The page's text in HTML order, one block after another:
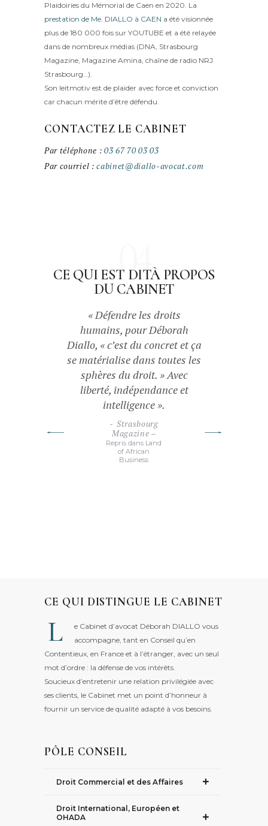
Plaidoiries du Mémorial de Caen en 2020. La
prestation de Me. DIALLO à CAEN a été visionnée
plus de 180 000 fois sur YOUTUBE et a été relayée
dans de nombreux médias (DNA, Strasbourg
Magazine, Magazine Amina, chaîne de radio NRJ
Strasbourg…).
Son leitmotiv est de plaider avec force et conviction
car chacun mérite d’être défendu.
CONTACTEZ LE CABINET
Par téléphone : 03 67 70 03 03
Par courriel :cabinet@diallo-avocat.com
04
CE QUI EST DITÀ PROPOS
DU CABINET
pour
« Défendre les droits
humains, pour Déborah
Diallo, « c’est du concret et ça
se matérialise dans toutes les
sphères du droit. » Avec
liberté, indépendance et
intelligence ».
Strasbourg
Magazine –
Repris dans Land
of African
Business
CE QUI DISTINGUE LE CABINET
L
e Cabinet d’avocat Déborah DIALLO vous
accompagne, tant en Conseil qu’en
Contentieux, en France et à l’étranger, avec un seul
mot d’ordre : la défense de vos intérêts.
Soucieux d’entretenir une relation privilégiée avec
ses clients, le Cabinet met un point d’honneur à
fournir un service de qualité adapté à vos besoins.
PÔLE CONSEIL
Droit Commercial et des Affaires
Droit International, Européen et
OHADA